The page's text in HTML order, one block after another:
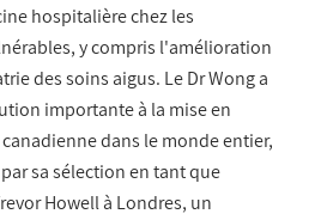
hospitalière chez les
y compris l'amélioration
des soins aigus. Le Dr Wong a
importante à la mise en
dans le monde entier,
sa sélection en tant que
Howell à Londres, un